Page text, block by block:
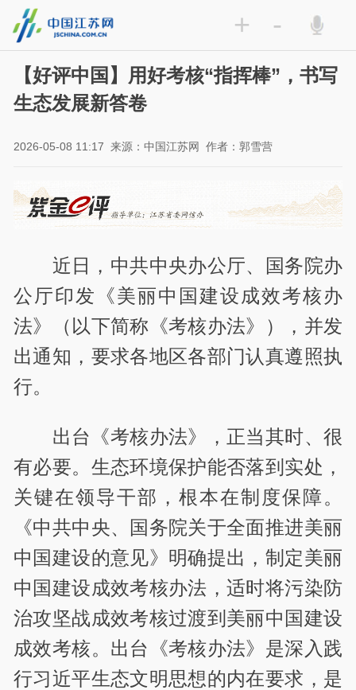
+ -
【好评中国】用好考核“指挥棒”，书写
生态发展新答卷
2026-05-08 11:17 来源：中国江苏网 作者：郭雪营
近日，中共中央办公厅、国务院办
公厅印发《美丽中国建设成效考核办
法》（以下简称《考核办法》），并发
出通知，要求各地区各部门认真遵照执
行。
出台《考核办法》，正当其时、很
有必要。生态环境保护能否落到实处，
关键在领导干部，根本在制度保障。
《中共中央、国务院关于全面推进美丽
中国建设的意见》明确提出，制定美丽
中国建设成效考核办法，适时将污染防
治攻坚战成效考核过渡到美丽中国建设
成效考核。出台《考核办法》是深入践
行习近平生态文明思想的内在要求，是